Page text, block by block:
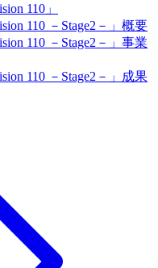
110」
110 －Stage2－」概要
110 －Stage2－」事業
110 －Stage2－」成果